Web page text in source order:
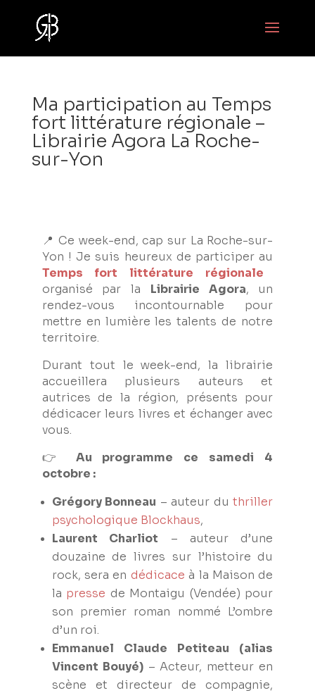
Ma participation au Temps
fort littérature régionale –
Librairie Agora La Roche-
sur-Yon
📍 Ce week-end, cap sur La Roche-sur-
Yon ! Je suis heureux de participer au
Temps fort littérature régionale
organisé par la Librairie Agora, un
rendez-vous incontournable pour
mettre en lumière les talents de notre
territoire.
Durant tout le week-end, la librairie
accueillera plusieurs auteurs et
autrices de la région, présents pour
dédicacer leurs livres et échanger avec
vous.
👉 Au programme ce samedi 4
octobre :
Grégory Bonneau – auteur duthriller
psychologique Blockhaus,
Laurent Charliot – auteur d’une
douzaine de livres sur l’histoire du
rock, sera en dédicace à la Maison de
la presse de Montaigu (Vendée) pour
son premier roman nommé L’ombre
d’un roi.
Emmanuel Claude Petiteau (alias
Vincent Bouyé)–Acteur, metteur en
scène et directeur de compagnie,